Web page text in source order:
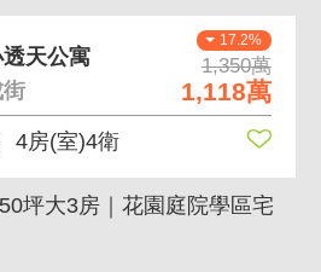
17.2%
1,350萬
1,118萬
天公寓
4房(室)4衛